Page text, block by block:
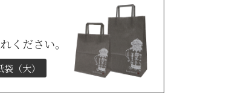
ください。
（大）